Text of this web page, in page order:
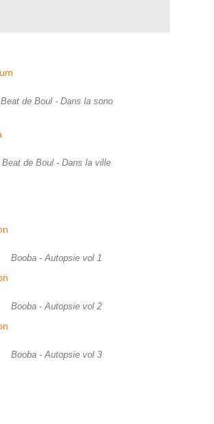
Beat de Boul - Dans la sono
Beat de Boul - Dans la ville
Booba - Autopsie vol 1
Booba - Autopsie vol 2
Booba - Autopsie vol 3